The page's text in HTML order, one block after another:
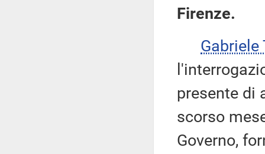
Firenze.
Gabriele
presente di
scorso
Governo,